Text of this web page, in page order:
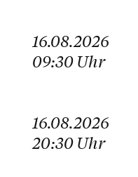
16.08.2026
09:30 Uhr
16.08.2026
20:30 Uhr